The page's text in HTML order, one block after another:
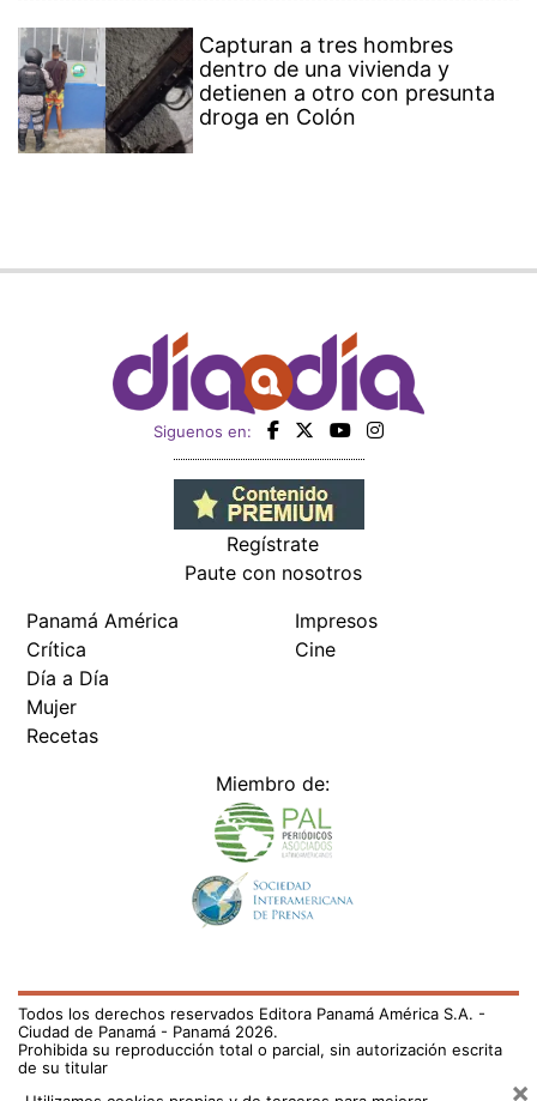
Capturan a tres hombres
dentro de una vivienda y
detienen a otro con presunta
droga en Colón
Siguenos en:
Regístrate
Paute con nosotros
Panamá América
Crítica
Día a Día
Mujer
Recetas
Impresos
Cine
Miembro de:
Todos los derechos reservados Editora Panamá América S.A. -
Ciudad de Panamá - Panamá 2026.
Prohibida su reproducción total o parcial, sin autorización escrita
de su titular
×